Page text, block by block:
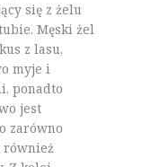
się z żelu
Męski żel
z lasu,
myje i
ponadto
jest
zarówno
również